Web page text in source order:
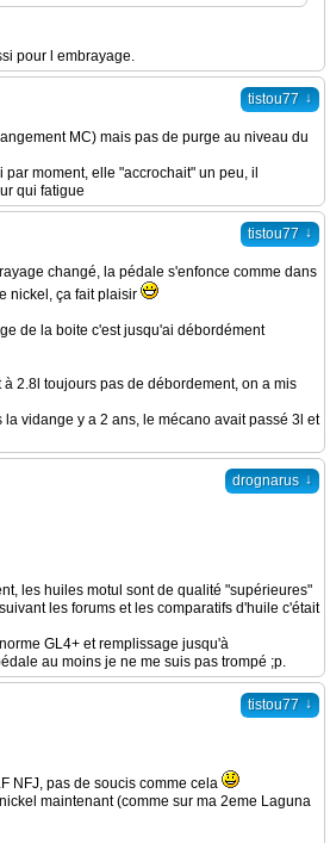
pour l embrayage.
tistou77 ↓
MC) mais pas de purge au niveau du
moment, elle "accrochait" un peu, il
qui fatigue
tistou77 ↓
changé, la pédale s'enfonce comme dans
nickel, ça fait plaisir
de la boite c'est jusqu'ai débordément
2.8l toujours pas de débordement, on a mis
vidange y a 2 ans, le mécano avait passé 3l et
drognarus ↓
les huiles motul sont de qualité "supérieures"
les forums et les comparatifs d'huile c'était
GL4+ et remplissage jusqu'à
au moins je ne me suis pas trompé ;p.
tistou77 ↓
NFJ, pas de soucis comme cela
maintenant (comme sur ma 2eme Laguna